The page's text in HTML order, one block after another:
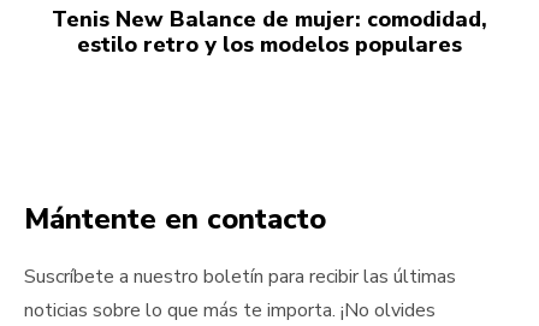
Tenis New Balance de mujer: comodidad,
estilo retro y los modelos populares
Mántente en contacto
Suscríbete a nuestro boletín para recibir las últimas
noticias sobre lo que más te importa. ¡No olvides